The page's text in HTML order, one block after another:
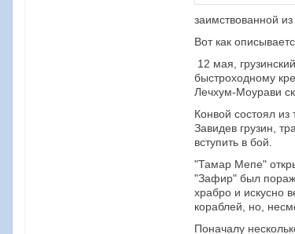
заимствованной
Вот как
12 мая,
быстроходному
Лечхум-Моурави
Конвой состоял
Завидев грузин,
вступить в бой.
"Тамар Мепе"
"Зафир" был
храбро и искусно
кораблей, но,
Поначалу